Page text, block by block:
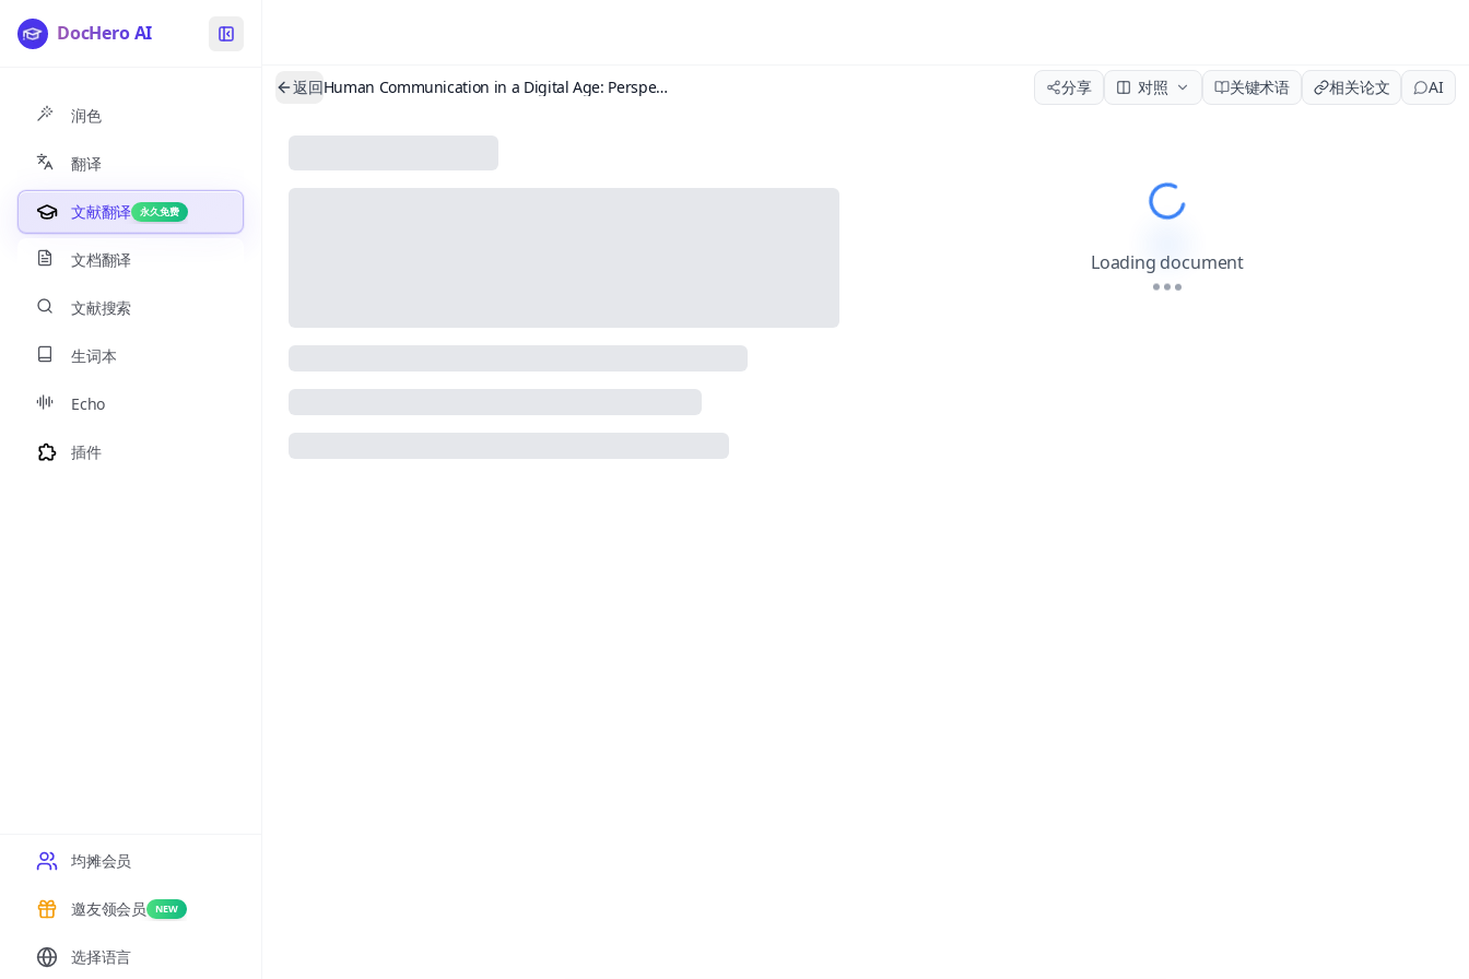
DocHero AI
润色
翻译
文献翻译 永久免费
文档翻译
文献搜索
生词本
Echo
插件
均摊会员
邀友领会员 NEW
选择语言
返回 Human Communication in a Digital Age: Perspectives on Interpersonal Communication in the Family 分享 对照 关键术语 相关论文 AI
Loading document